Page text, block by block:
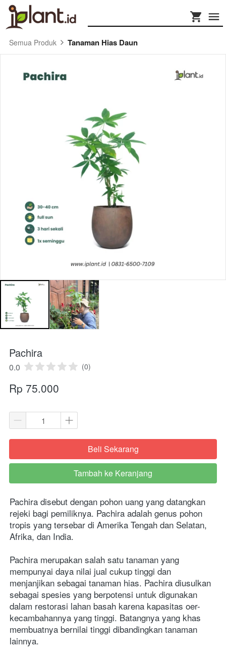
Semua Produk Tanaman Hias Daun
Pachira
0.0 (0)
Rp 75.000
`Beli Sekarang
`
Tambah ke Keranjang
Pachira disebut dengan pohon uang yang datangkan
rejeki bagi pemiliknya. Pachira adalah genus pohon
tropis yang tersebar di Amerika Tengah dan Selatan,
Afrika, dan India.
Pachira merupakan salah satu tanaman yang
mempunyai daya nilai jual cukup tinggi dan
menjanjikan sebagai tanaman hias. Pachira diusulkan
sebagai spesies yang berpotensi untuk digunakan
dalam restorasi lahan basah karena kapasitas oer-
kecambahannya yang tinggi. Batangnya yang khas
membuatnya bernilai tinggi dibandingkan tanaman
lainnya.